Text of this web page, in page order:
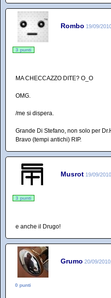
Rombo 19/09/
3 punti
MA CHECCAZZO DITE? O_O
OMG.
/me si dispera.
Grande Di Stefano, non solo per
Bravo (tempi antichi) RIP.
Musrot 19/09/
3 punti
e anche il Drugo!
Grumo 20/09/
0 punti